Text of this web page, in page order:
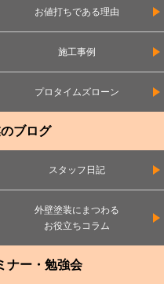
お値打ちである理由
施工事例
プロタイムズローン
ブログ
スタッフ日記
外壁塗装にまつわる
お役立ちコラム
ナー・勉強会